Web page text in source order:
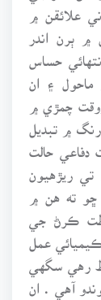
علائقن ۾
۾ ٻرن اندر
حساس
۽ ان
چمڙي ۾
۾ تبديل
حالت
ريڙهيون
ڇو ته هن ۾
ڪرڻ جي
عمل
رهي سگهي
آهي . ان